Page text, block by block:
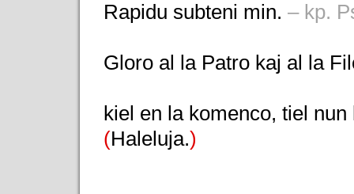
Rapidu subteni min. – kp.
Gloro al la Patro kaj al la
kiel en la komenco, tiel
(Haleluja.)